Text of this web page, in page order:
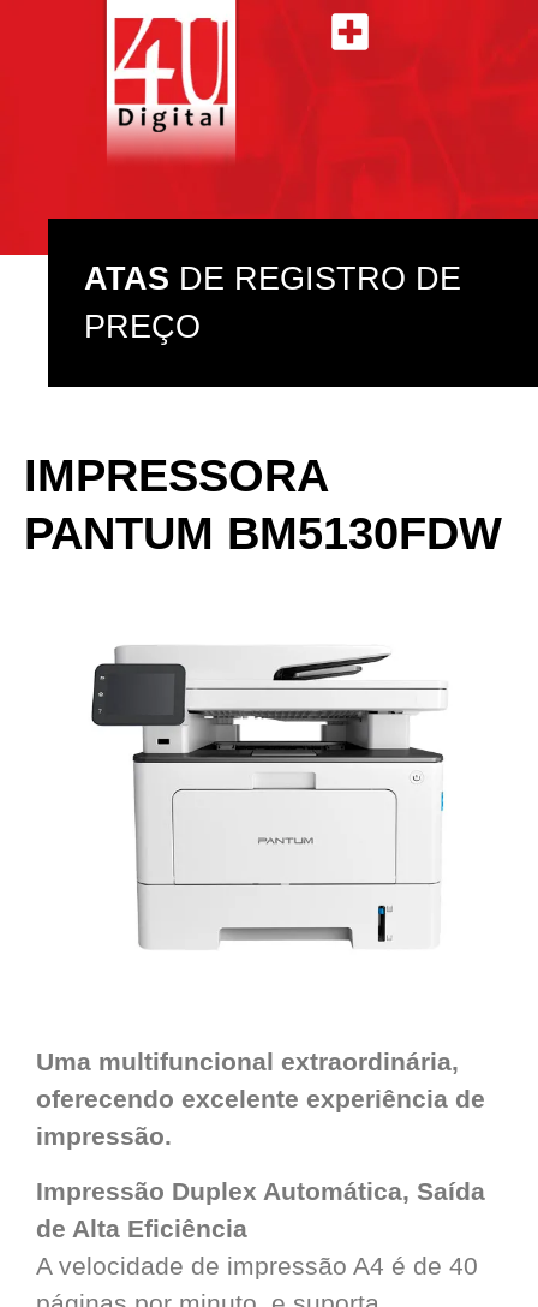
ATAS DE REGISTRO DE
PREÇO
IMPRESSORA
PANTUM BM5130FDW
Uma multifuncional extraordinária,
oferecendo excelente experiência de
impressão.
Impressão Duplex Automática, Saída
de Alta Eficiência
A velocidade de impressão A4 é de 40